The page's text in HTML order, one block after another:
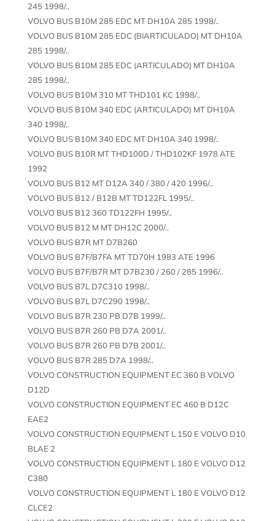
245 1998/..
VOLVO BUS B10M 285 EDC MT DH10A 285 1998/..
VOLVO BUS B10M 285 EDC (BIARTICULADO) MT DH10A
285 1998/..
VOLVO BUS B10M 285 EDC (ARTICULADO) MT DH10A
285 1998/..
VOLVO BUS B10M 310 MT THD101 KC 1998/..
VOLVO BUS B10M 340 EDC (ARTICULADO) MT DH10A
340 1998/..
VOLVO BUS B10M 340 EDC MT DH10A 340 1998/..
VOLVO BUS B10R MT THD100D / THD102KF 1978 ATE
1992
VOLVO BUS B12 MT D12A 340 / 380 / 420 1996/..
VOLVO BUS B12 / B12B MT TD122FL 1995/..
VOLVO BUS B12 360 TD122FH 1995/..
VOLVO BUS B12 M MT DH12C 2000/..
VOLVO BUS B7R MT D7B260
VOLVO BUS B7F/B7FA MT TD70H 1983 ATE 1996
VOLVO BUS B7F/B7R MT D7B230 / 260 / 285 1996/..
VOLVO BUS B7L D7C310 1998/..
VOLVO BUS B7L D7C290 1998/..
VOLVO BUS B7R 230 PB D7B 1999/..
VOLVO BUS B7R 260 PB D7A 2001/..
VOLVO BUS B7R 260 PB D7B 2001/..
VOLVO BUS B7R 285 D7A 1998/..
VOLVO CONSTRUCTION EQUIPMENT EC 360 B VOLVO
D12D
VOLVO CONSTRUCTION EQUIPMENT EC 460 B D12C
EAE2
VOLVO CONSTRUCTION EQUIPMENT L 150 E VOLVO D10
BLAE 2
VOLVO CONSTRUCTION EQUIPMENT L 180 E VOLVO D12
C380
VOLVO CONSTRUCTION EQUIPMENT L 180 E VOLVO D12
CLCE2